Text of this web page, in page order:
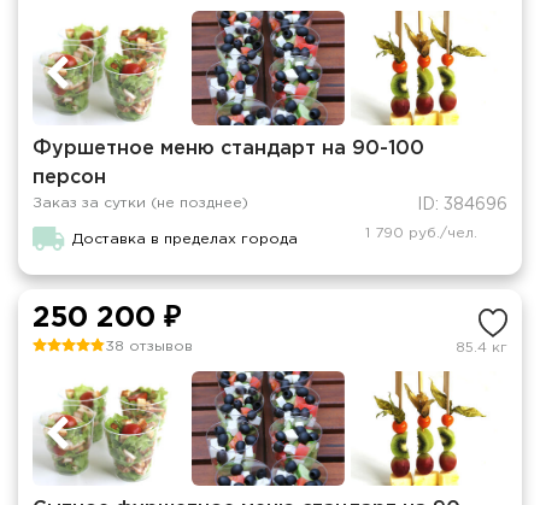
Фуршетное меню стандарт на 90-100
персон
Заказ за сутки (не позднее) ID: 384696
Доставка в пределах города 1 790 руб./чел.
250 200 ₽
38 отзывов 85.4 кг